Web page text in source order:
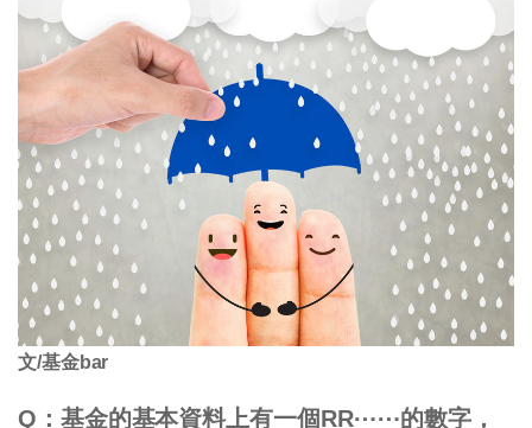
文/基金bar
Q：基金的基本資料上有一個RR⋯⋯的數字，